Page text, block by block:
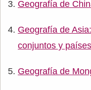
Geografía de
Geografía de
conjuntos y
Geografía de